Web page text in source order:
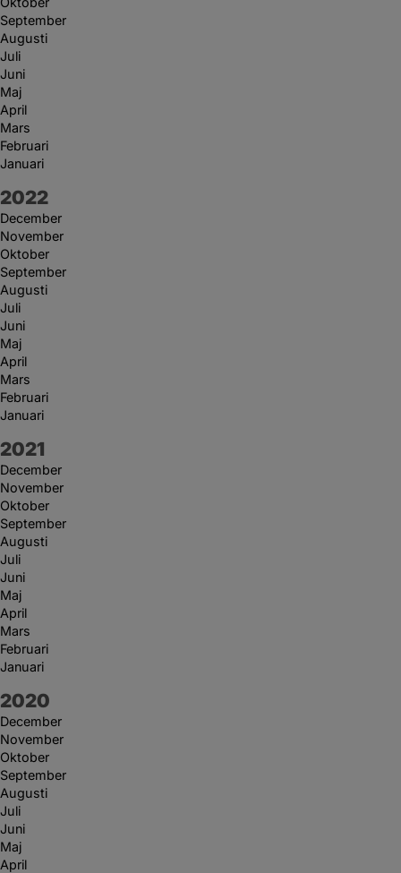
September
Augusti
Juli
Juni
Maj
April
Mars
Februari
Januari
År:
2022
December
November
Oktober
September
Augusti
Juli
Juni
Maj
April
Mars
Februari
Januari
År:
2021
December
November
Oktober
September
Augusti
Juli
Juni
Maj
April
Mars
Februari
Januari
År:
2020
December
November
Oktober
September
Augusti
Juli
Juni
Maj
April